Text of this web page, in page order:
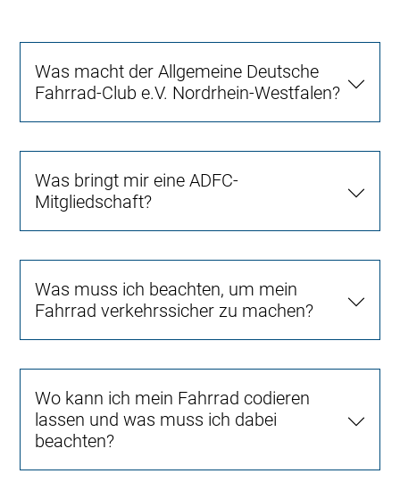
Was macht der Allgemeine Deutsche
Fahrrad-Club e.V. Nordrhein-Westfalen?
Was bringt mir eine ADFC-
Mitgliedschaft?
Was muss ich beachten, um mein
Fahrrad verkehrssicher zu machen?
Wo kann ich mein Fahrrad codieren
lassen und was muss ich dabei
beachten?